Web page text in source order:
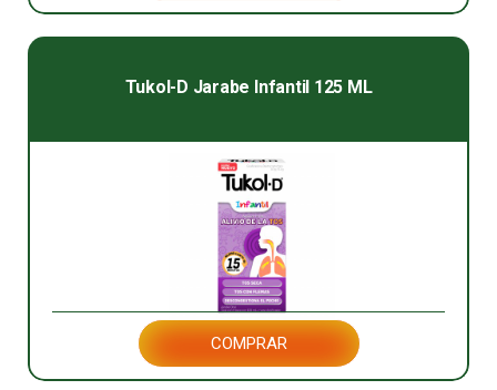
Tukol-D Jarabe Infantil 125 ML
COMPRAR